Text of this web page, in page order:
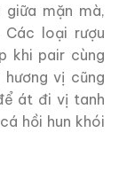
mặn mà,
Các loại rượu
khi pair cùng
vị cũng
át đi vị tanh
hồi hun khói